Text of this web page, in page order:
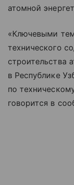
атомной
«Ключевыми
технического
строительства
в Республике
по
говорится в